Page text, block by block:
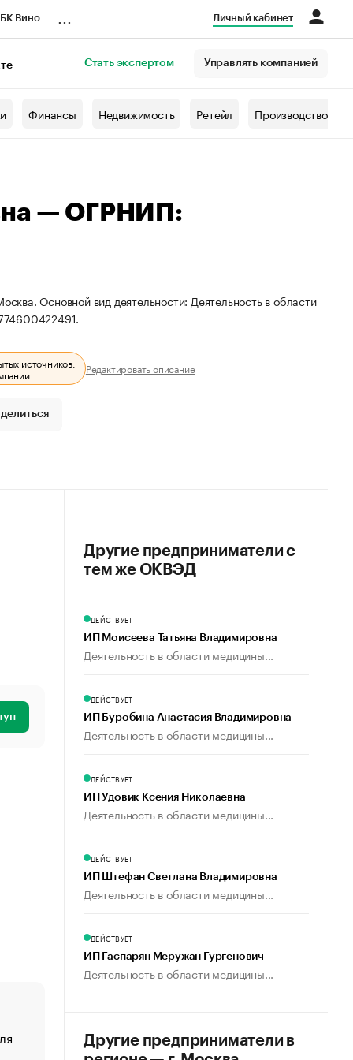
Вино Личный кабинет
Стать экспертом Управлять компанией
Финансы Недвижимость Ретейл Производство
— ОГРНИП:
Основной вид деятельности: Деятельность в области
источников.
Редактировать описание
«От спорта тело стареет иначе». Как живет глава
создавшей GTA
Другие предприниматели с
тем же ОКВЭД
ДЕЙСТВУЕТ
ИП Моисеева Татьяна Владимировна
Деятельность в области медицины...
ДЕЙСТВУЕТ
ИП Буробина Анастасия Владимировна
Деятельность в области медицины...
ДЕЙСТВУЕТ
ИП Удовик Ксения Николаевна
Деятельность в области медицины...
ДЕЙСТВУЕТ
ИП Штефан Светлана Владимировна
Деятельность в области медицины...
ДЕЙСТВУЕТ
ИП Гаспарян Меружан Гургенович
Деятельность в области медицины...
Другие предприниматели в